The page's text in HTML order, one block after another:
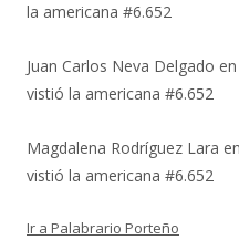
la americana #6.652
Juan Carlos Neva Delgado en
vistió la americana #6.652
Magdalena Rodríguez Lara en
vistió la americana #6.652
Ir a Palabrario Porteño